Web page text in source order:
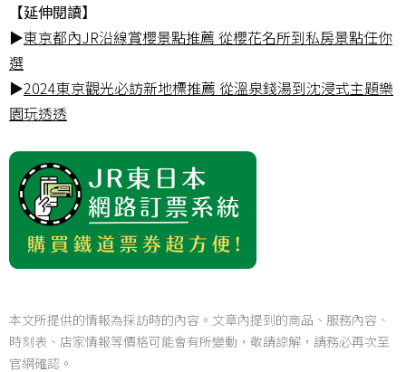
【延伸閱讀】
▶東京都內JR沿線賞櫻景點推薦 從櫻花名所到私房景點任你
選
▶2024東京觀光必訪新地標推薦 從溫泉錢湯到沈浸式主題樂
園玩透透
本文所提供的情報為採訪時的內容。文章內提到的商品、服務內容、
時刻表、店家情報等價格可能會有所變動，敬請諒解，請務必再次至
官網確認。